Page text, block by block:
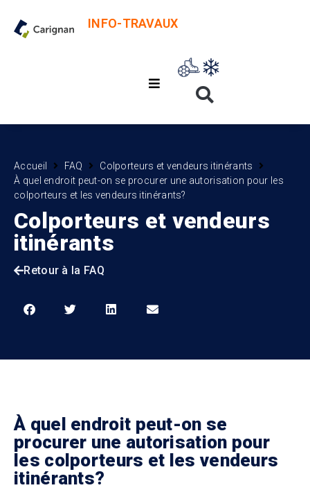
INFO-TRAVAUX
Accueil FAQ
Colporteurs et vendeurs itinérants
À quel endroit peut-on se procurer une autorisation pour les
colporteurs et les vendeurs itinérants?
Colporteurs et vendeurs
itinérants
Retour à la FAQ
À quel endroit peut-on se
procurer une autorisation pour
les colporteurs et les vendeurs
itinérants?